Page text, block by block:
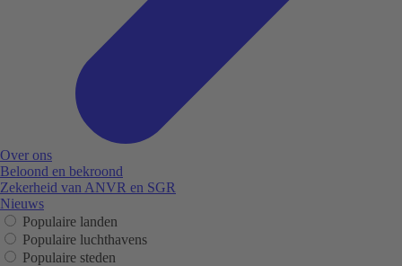
Over ons
Beloond en bekroond
Zekerheid van ANVR en SGR
Nieuws
Populaire landen
Populaire luchthavens
Populaire steden